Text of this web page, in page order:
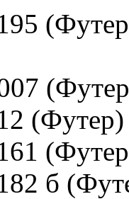
(Футер)
б